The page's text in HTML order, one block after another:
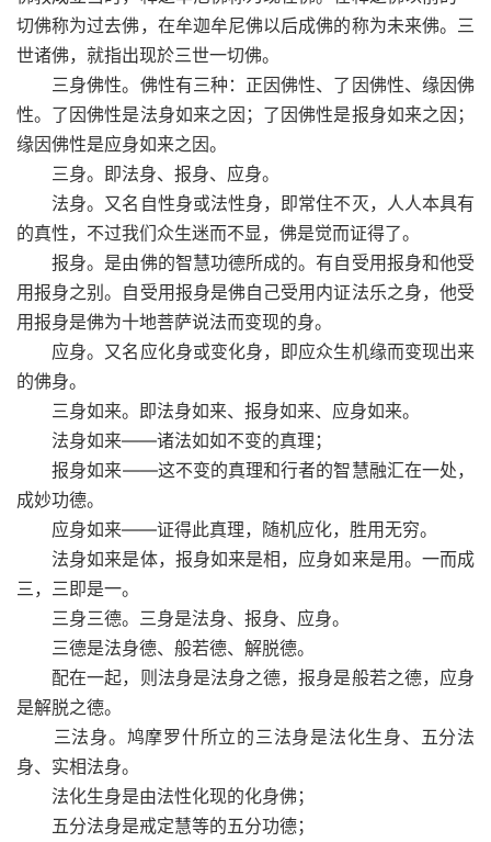
切佛称为过去佛，在牟迦牟尼佛以后成佛的称为未来佛。三
世诸佛，就指出现於三世一切佛。
三身佛性。佛性有三种：正因佛性、了因佛性、缘因佛
性。了因佛性是法身如来之因；了因佛性是报身如来之因；
缘因佛性是应身如来之因。
三身。即法身、报身、应身。
法身。又名自性身或法性身，即常住不灭，人人本具有
的真性，不过我们众生迷而不显，佛是觉而证得了。
报身。是由佛的智慧功德所成的。有自受用报身和他受
用报身之别。自受用报身是佛自己受用内证法乐之身，他受
用报身是佛为十地菩萨说法而变现的身。
应身。又名应化身或变化身，即应众生机缘而变现出来
的佛身。
三身如来。即法身如来、报身如来、应身如来。
法身如来——诸法如如不变的真理；
报身如来——这不变的真理和行者的智慧融汇在一处，
成妙功德。
应身如来——证得此真理，随机应化，胜用无穷。
法身如来是体，报身如来是相，应身如来是用。一而成
三，三即是一。
三身三德。三身是法身、报身、应身。
三德是法身德、般若德、解脱德。
配在一起，则法身是法身之德，报身是般若之德，应身
是解脱之德。
三法身。鸠摩罗什所立的三法身是法化生身、五分法
身、实相法身。
法化生身是由法性化现的化身佛；
五分法身是戒定慧等的五分功德；